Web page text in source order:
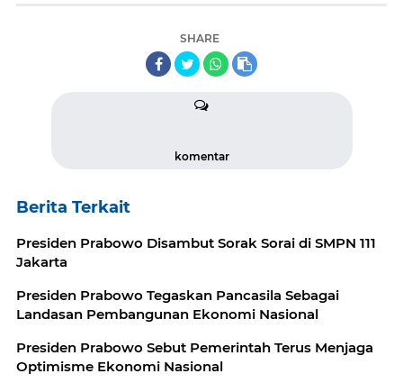
SHARE
komentar
Berita Terkait
Presiden Prabowo Disambut Sorak Sorai di SMPN 111
Jakarta
Presiden Prabowo Tegaskan Pancasila Sebagai
Landasan Pembangunan Ekonomi Nasional
Presiden Prabowo Sebut Pemerintah Terus Menjaga
Optimisme Ekonomi Nasional